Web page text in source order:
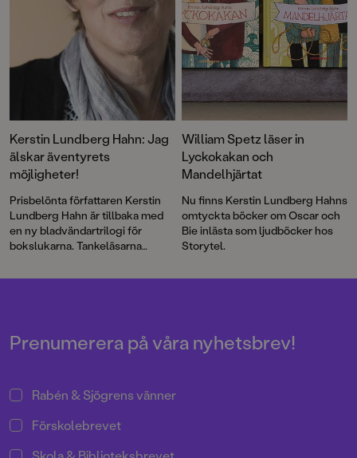
Kerstin Lundberg Hahn: Jag
älskar äventyrets
möjligheter!
Prisbelönta författaren Kerstin
Lundberg Hahn är tillbaka med
en ny bladvändartrilogi för
bokslukarna. Tankeläsarna
1800-talsgruvsamhälle där
William Spetz läser in
Lyckokakan och
Mandelhjärtat
Nu finns Kerstin Lundberg Hahns
omtyckta böcker om Oscar och
Bie inlästa som ljudböcker hos
Storytel.
Prenumerera på våra nyhetsbrev!
Rabén & Sjögrens vänner
Förskolebrevet